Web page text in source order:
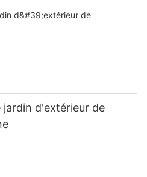
jardin d'extérieur de